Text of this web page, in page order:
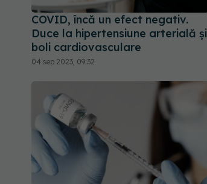
COVID, încă un efect negativ.
Duce la hipertensiune arterială și
boli cardiovasculare
04 sep 2023, 09:32